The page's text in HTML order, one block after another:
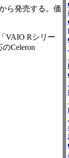
ら発売する。価
VAIO Rシリー
Celeron